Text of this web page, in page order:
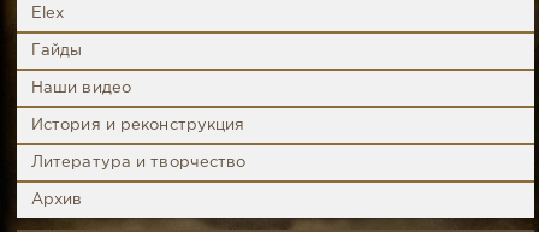
Elex
Гайды
Наши видео
История и реконструкция
Литература и творчество
Архив